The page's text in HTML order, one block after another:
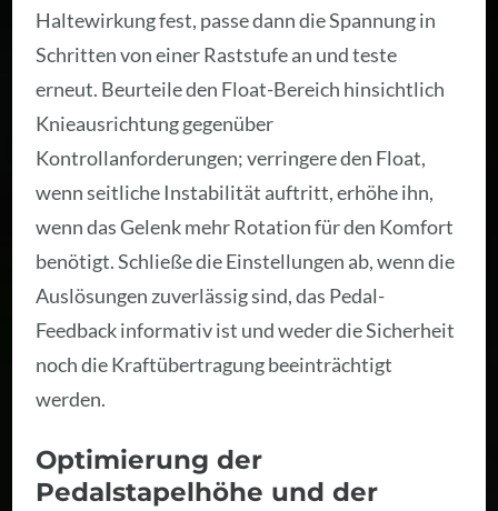
Haltewirkung fest, passe dann die Spannung in
Schritten von einer Raststufe an und teste
erneut. Beurteile den Float-Bereich hinsichtlich
Knieausrichtung gegenüber
Kontrollanforderungen; verringere den Float,
wenn seitliche Instabilität auftritt, erhöhe ihn,
wenn das Gelenk mehr Rotation für den Komfort
benötigt. Schließe die Einstellungen ab, wenn die
Auslösungen zuverlässig sind, das Pedal-
Feedback informativ ist und weder die Sicherheit
noch die Kraftübertragung beeinträchtigt
werden.
Optimierung der
Pedalstapelhöhe und der